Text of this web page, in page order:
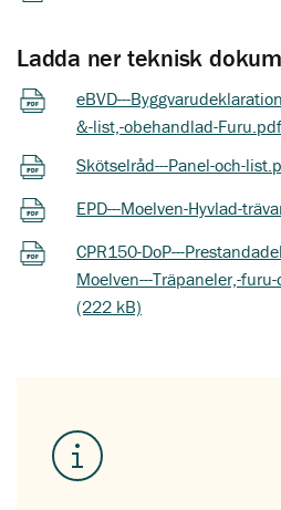
Ladda ner teknisk
eBVD---
&-list,-obehandlad-
Skötselråd---Panel-och-
EPD---Moelven-Hyvlad-
CPR150-DoP---
Moelven---Träpaneler,-
(222 kB)